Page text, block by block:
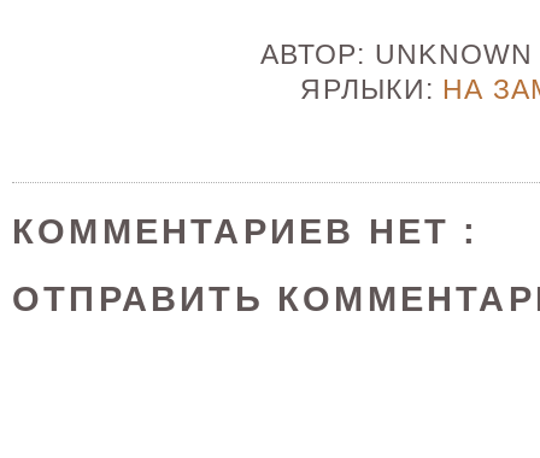
АВТОР:
ЯРЛЫКИ: НА
КОММЕНТАРИЕВ НЕТ :
ОТПРАВИТЬ